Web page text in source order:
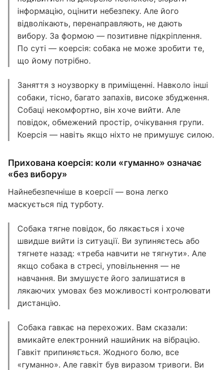
інформацію, оцінити небезпеку. Але його
відволікають, перенаправляють, не дають
вибору. За формою — позитивне підкріплення.
По суті — коерсія: собака не може зробити те,
що йому потрібно.
Заняття з ноузворку в приміщенні. Навколо інші
собаки, тісно, багато запахів, високе збудження.
Собаці некомфортно, він хоче вийти. Але
повідок, обмежений простір, очікування групи.
Коерсія — навіть якщо ніхто не примушує силою.
Прихована коерсія: коли «гуманно» означає
«без вибору»
Найнебезпечніше в коерсії — вона легко
маскується під турботу.
Собака тягне повідок, бо лякається і хоче
швидше вийти із ситуації. Ви зупиняєтесь або
тягнете назад: «треба навчити не тягнути». Але
якщо собака в стресі, уповільнення — не
навчання. Ви змушуєте його залишатися в
лякаючих умовах без можливості контролювати
дистанцію.
Собака гавкає на перехожих. Вам сказали:
вмикайте електронний нашийник на вібрацію.
Гавкіт припиняється. Жодного болю, все
«гуманно». Але гавкіт був виразом тривоги. Ви